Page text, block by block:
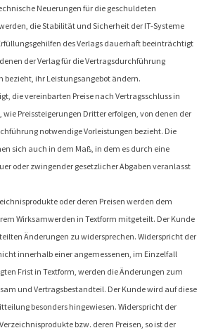
Neuerungen für die geschuldeten
die Stabilität und Sicherheit der IT-Systeme
des Verlags dauerhaft beeinträchtigt
der Verlag für die Vertragsdurchführung
bezieht, ihr Leistungsangebot ändern.
die vereinbarten Preise nach Vertragsschluss in
Preissteigerungen Dritter erfolgen, von denen der
notwendige Vorleistungen bezieht. Die
sich auch in dem Maß, in dem es durch eine
oder zwingender gesetzlicher Abgaben veranlasst
oder deren Preisen werden dem
Wirksamwerden in Textform mitgeteilt. Der Kunde
Änderungen zu widersprechen. Widerspricht der
innerhalb einer angemessenen, im Einzelfall
Frist in Textform, werden die Änderungen zum
und Vertragsbestandteil. Der Kunde wird auf diese
besonders hingewiesen. Widerspricht der
bzw. deren Preisen, so ist der